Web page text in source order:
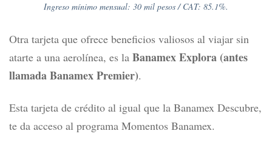
Ingreso mínimo mensual: 30 mil pesos / CAT: 85.1%.
Otra tarjeta que ofrece beneficios valiosos al viajar sin
atarte a una aerolínea, es la Banamex Explora (antes
llamada Banamex Premier).
Esta tarjeta de crédito al igual que la Banamex Descubre,
te da acceso al programa Momentos Banamex.